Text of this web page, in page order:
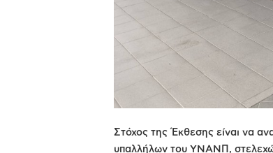
Στόχος της Έκθεσης είναι να
υπαλλήλων του ΥΝΑΝΠ,